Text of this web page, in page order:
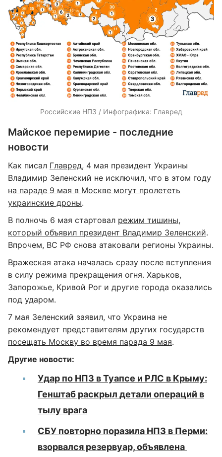
Российские НПЗ / Инфографика: Главред
Майское перемирие - последние
новости
Как писал Главред, 4 мая президент Украины
Владимир Зеленский не исключил, что в этом году
на параде 9 мая в Москве могут пролететь
украинские дроны.
В полночь 6 мая стартовал режим тишины,
который объявил президент Владимир Зеленский.
Впрочем, ВС РФ снова атаковали регионы Украины.
Вражеская атака началась сразу после вступления
в силу режима прекращения огня. Харьков,
Запорожье, Кривой Рог и другие города оказались
под ударом.
7 мая Зеленский заявил, что Украина не
рекомендует представителям других государств
посещать Москву во время парада 9 мая.
Другие новости:
Удар по НПЗ в Туапсе и РЛС в Крыму:
Генштаб раскрыл детали операций в
тылу врага
СБУ повторно поразила НПЗ в Перми:
взорвался резервуар, объявлена ​​